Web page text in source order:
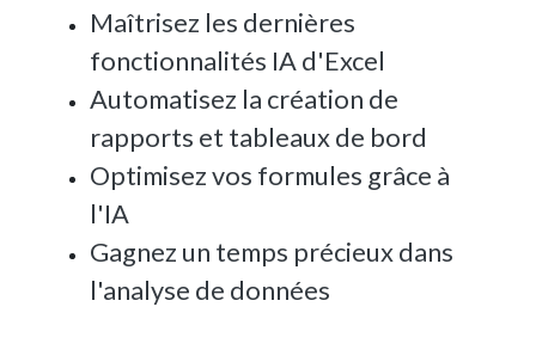
Maîtrisez les dernières
fonctionnalités IA d'Excel
Automatisez la création de
rapports et tableaux de bord
Optimisez vos formules grâce à
l'IA
Gagnez un temps précieux dans
l'analyse de données